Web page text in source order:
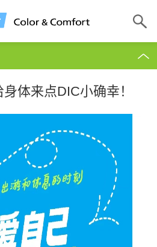
体来点DIC小确幸！